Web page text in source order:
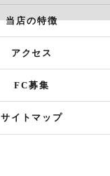
当店の特徴
アクセス
FC募集
サイトマップ